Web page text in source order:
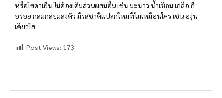
หรือโซดาเย็น ไม่ต้องเติมส่วนผสมอื่น เช่น มะนาว น้ำเชื่อม เกลือ ก็
อร่อย กลมกล่อมลงตัว มีรสชาติแปลกใหม่ที่ไม่เหมือนใคร เช่น องุ่น
เคียวโฮ
Post Views: 173